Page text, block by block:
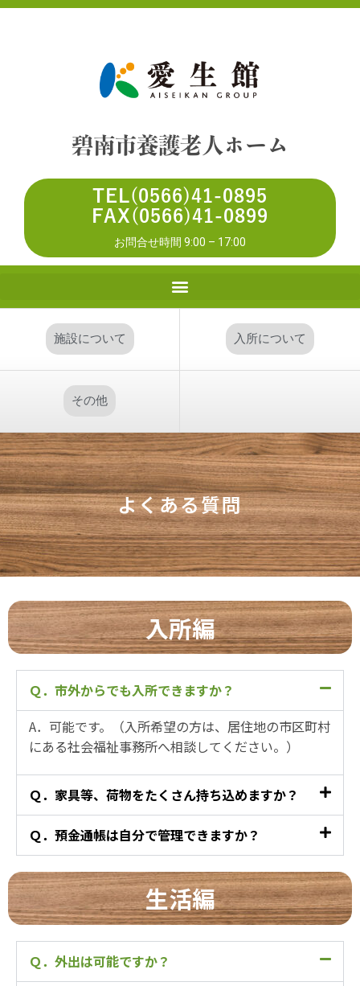
碧南市養護老人ホーム
TEL(0566)41-0895
FAX(0566)41-0899
お問合せ時間 9:00 – 17:00
施設について 入所について
その他
よくある質問
入所編
Ｑ．市外からでも入所できますか？
A．可能です。（入所希望の方は、居住地の市区町村
にある社会福祉事務所へ相談してください。）​
Ｑ．家具等、荷物をたくさん持ち込めますか？
Ｑ．預金通帳は自分で管理できますか？
生活編
Ｑ．外出は可能ですか？